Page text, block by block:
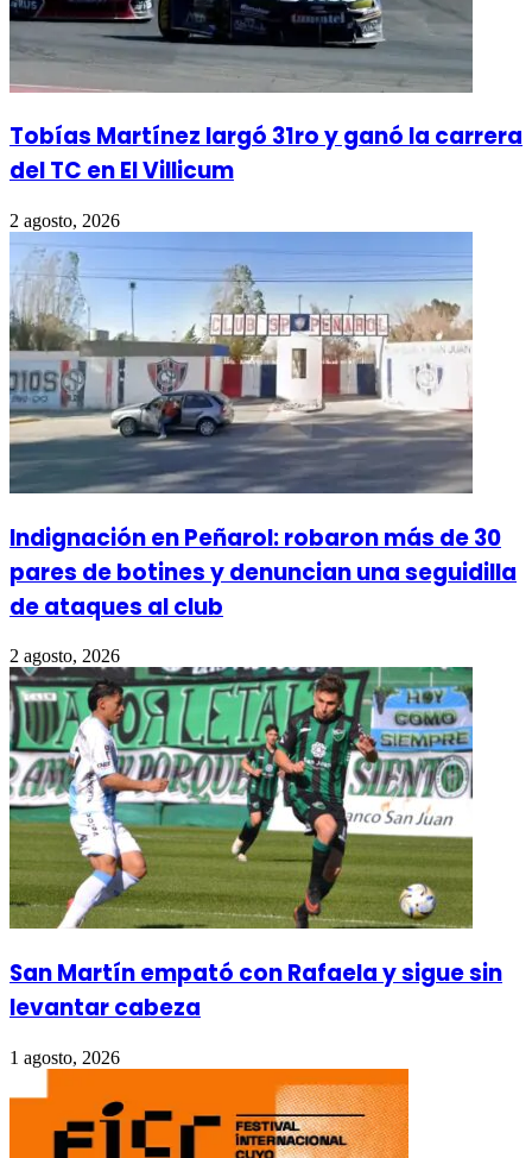
Tobías Martínez largó 31ro y ganó la carrera
del TC en El Villicum
2 agosto, 2026
Indignación en Peñarol: robaron más de 30
pares de botines y denuncian una seguidilla
de ataques al club
2 agosto, 2026
San Martín empató con Rafaela y sigue sin
levantar cabeza
1 agosto, 2026